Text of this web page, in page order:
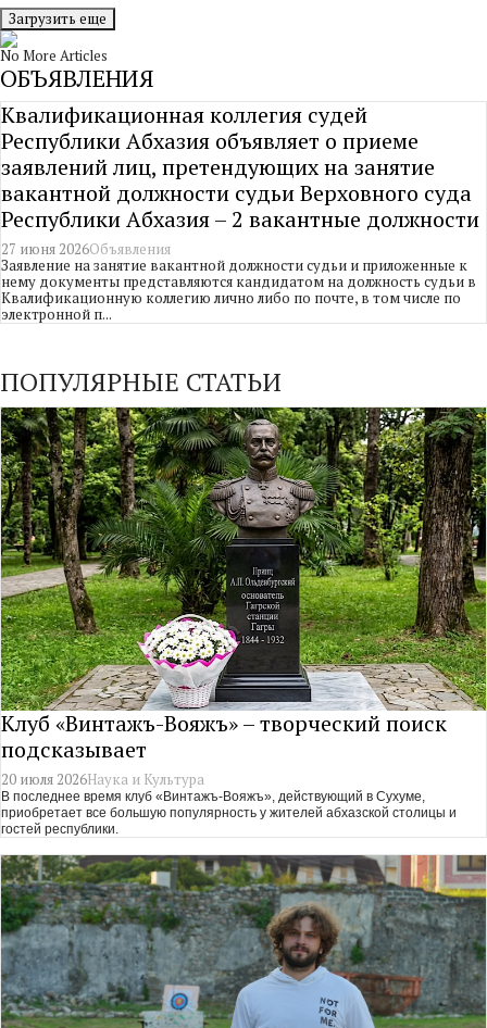
Загрузить еще
No More Articles
ОБЪЯВЛЕНИЯ
Квалификационная коллегия судей
Республики Абхазия объявляет о приеме
заявлений лиц, претендующих на занятие
вакантной должности судьи Верховного суда
Республики Абхазия – 2 вакантные должности
27 июня 2026Объявления
Заявление на занятие вакантной должности судьи и приложенные к
нему документы представляются кандидатом на должность судьи в
Квалификационную коллегию лично либо по почте, в том числе по
электронной п...
ПОПУЛЯРНЫЕ СТАТЬИ
Клуб «Винтажъ-Вояжъ» – творческий поиск
подсказывает
20 июля 2026Наука и Культура
В последнее время клуб «Винтажъ-Вояжъ», действующий в Сухуме,
приобретает все большую популярность у жителей абхазской столицы и
гостей республики.